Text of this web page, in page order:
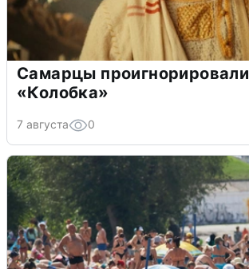
Самарцы проигнорировали
«Колобка»
7 августа 0